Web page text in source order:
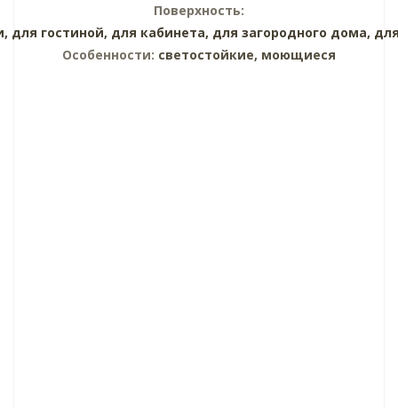
Поверхность:
для гостиной, для кабинета, для загородного дома,
Особенности: светостойкие, моющиеся